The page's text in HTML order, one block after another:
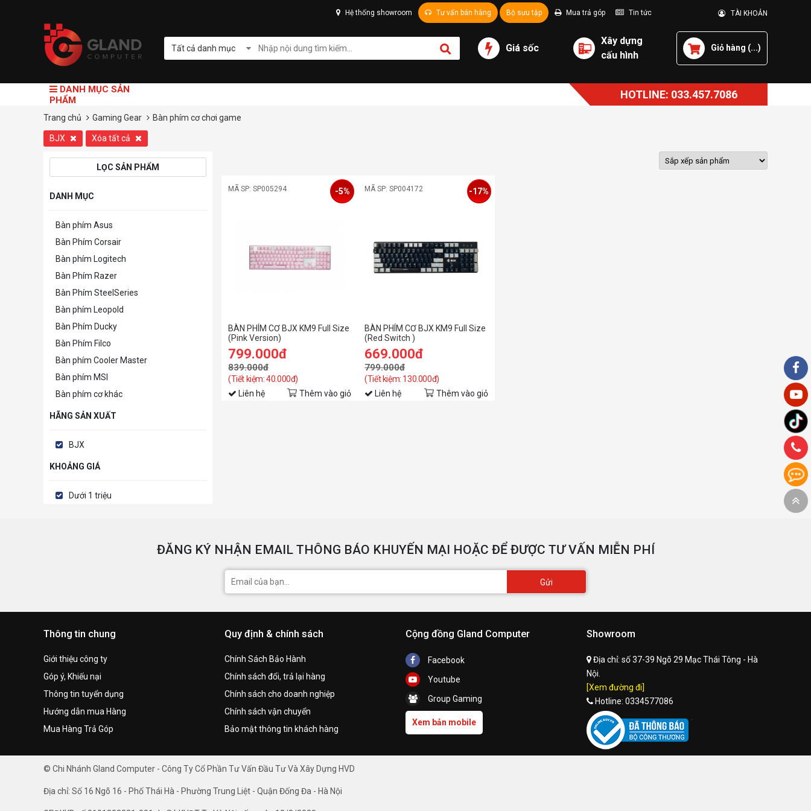
Hệ thống showroom Tư vấn bán hàng Bộ sưu tập Mua trả góp Tin tức TÀI KHOẢN
Tất cả danh mục Giá sốc
Xây dựng
cấu hình
Giỏ hàng (...)
DANH MỤC SẢN
PHẨM
HOTLINE: 033.457.7086
Trang chủ Gaming Gear Bàn phím cơ chơi game
BJX Xóa tất cả
LỌC SẢN PHẨM
DANH MỤC
Bàn phím Asus
Bàn Phím Corsair
Bàn phím Logitech
Bàn Phím Razer
Bàn Phím SteelSeries
Bàn phím Leopold
Bàn Phím Ducky
Bàn Phím Filco
Bàn phím Cooler Master
Bàn phím MSI
Bàn phím cơ khác
HÃNG SẢN XUẤT
BJX
KHOẢNG GIÁ
Dưới 1 triệu
MÃ SP: SP005294
BÀN PHÍM CƠ BJX KM9 Full Size
(Pink Version)
799.000đ
839.000đ
(Tiết kiệm: 40.000đ)
-5%
Liên hệ Thêm vào giỏ
MÃ SP: SP004172
BÀN PHÍM CƠ BJX KM9 Full Size
(Red Switch )
669.000đ
799.000đ
(Tiết kiệm: 130.000đ)
-17%
Liên hệ Thêm vào giỏ
ĐĂNG KÝ NHẬN EMAIL THÔNG BÁO KHUYẾN MẠI HOẶC ĐỂ ĐƯỢC TƯ VẤN MIỄN PHÍ
Gửi
Thông tin chung
Giới thiệu công ty
Góp ý, Khiếu nại
Thông tin tuyển dụng
Hướng dẫn mua Hàng
Mua Hàng Trả Góp
Quy định & chính sách
Chính Sách Bảo Hành
Chính sách đổi, trả lại hàng
Chính sách cho doanh nghiệp
Chính sách vận chuyển
Bảo mật thông tin khách hàng
Cộng đồng Gland Computer
Facebook
Youtube
Group Gaming
Xem bản mobile
Showroom
Địa chỉ: số 37-39 Ngõ 29 Mạc Thái Tông - Hà
Nội.
[Xem đường đi]
Hotline: 0334577086
© Chi Nhánh Gland Computer - Công Ty Cổ Phần Tư Vấn Đầu Tư Và Xây Dựng HVD
Địa chỉ: Số 16 Ngõ 16 - Phố Thái Hà - Phường Trung Liệt - Quận Đống Đa - Hà Nội